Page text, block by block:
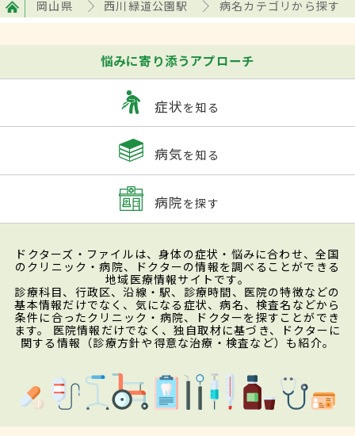
岡山県 西川緑道公園駅 病名カテゴリから探す
悩みに寄り添うアプローチ
症状を知る
病気を知る
病院を探す
ドクターズ・ファイルは、身体の症状・悩みに合わせ、全国
のクリニック・病院、ドクターの情報を調べることができる
地域医療情報サイトです。
診療科目、行政区、沿線・駅、診療時間、医院の特徴などの
基本情報だけでなく、気になる症状、病名、検査名などから
条件に合ったクリニック・病院、ドクターを探すことができ
ます。 医院情報だけでなく、独自取材に基づき、ドクターに
関する情報（診療方針や得意な治療・検査など）も紹介。